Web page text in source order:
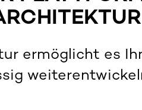
ermöglicht es